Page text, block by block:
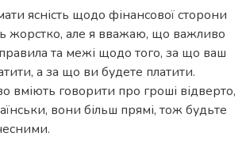
ясність щодо фінансової сторони
жорстко, але я вважаю, що важливо
правила та межі щодо того, за що ваш
а за що ви будете платити.
вміють говорити про гроші відверто,
вони більш прямі, тож будьте